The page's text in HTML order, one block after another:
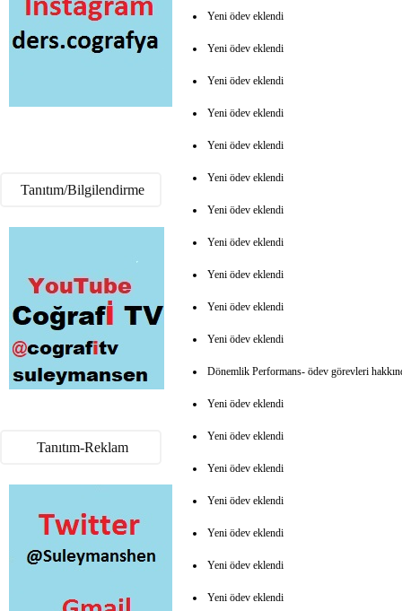
Tanıtım/Bilgilendirme
Tanıtım-Reklam
Yeni ödev eklendi
Yeni ödev eklendi
Yeni ödev eklendi
Yeni ödev eklendi
Yeni ödev eklendi
Yeni ödev eklendi
Yeni ödev eklendi
Yeni ödev eklendi
Yeni ödev eklendi
Yeni ödev eklendi
Yeni ödev eklendi
Dönemlik Performans- ödev görevleri
Yeni ödev eklendi
Yeni ödev eklendi
Yeni ödev eklendi
Yeni ödev eklendi
Yeni ödev eklendi
Yeni ödev eklendi
Yeni ödev eklendi